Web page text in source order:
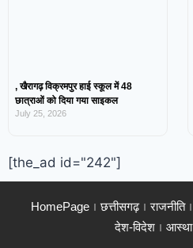
, खैरागढ़ विक्रमपुर हाई स्कूल में 48
छात्राओं को दिया गया साइकल
July 25, 2026
[the_ad id="242"]
HomePage छत्तीसगढ़ राजनीति
देश-विदेश
आस्था